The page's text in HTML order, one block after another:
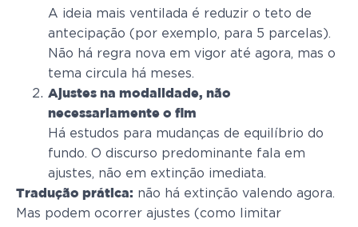
A ideia mais ventilada é reduzir o teto de
antecipação (por exemplo, para 5 parcelas).
Não há regra nova em vigor até agora, mas o
tema circula há meses.
Ajustes na modalidade, não
necessariamente o fim
Há estudos para mudanças de equilíbrio do
fundo. O discurso predominante fala em
ajustes, não em extinção imediata.
Tradução prática: não há extinção valendo agora.
Mas podem ocorrer ajustes (como limitar